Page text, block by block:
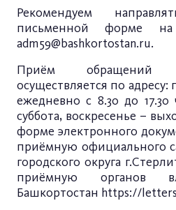
Рекомендуем
письменной форме
adm59@bashkortostan.ru.
Приём обращений
осуществляется по адресу:
ежедневно с 8.30 до 17.30
суббота, воскресенье –
форме электронного
приёмную официального
городского округа
приёмную органов
Башкортостан https://